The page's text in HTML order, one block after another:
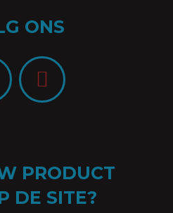
ONS
PRODUCT
DE SITE?